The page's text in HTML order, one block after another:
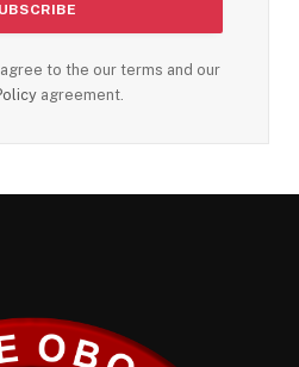
to the our terms and our
agreement.